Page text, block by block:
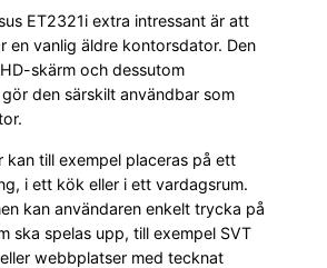
ET2321i extra intressant är att
en vanlig äldre kontorsdator. Den
skärm och dessutom
den särskilt användbar som
kan till exempel placeras på ett
i ett kök eller i ett vardagsrum.
kan användaren enkelt trycka på
ska spelas upp, till exempel SVT
webbplatser med tecknat